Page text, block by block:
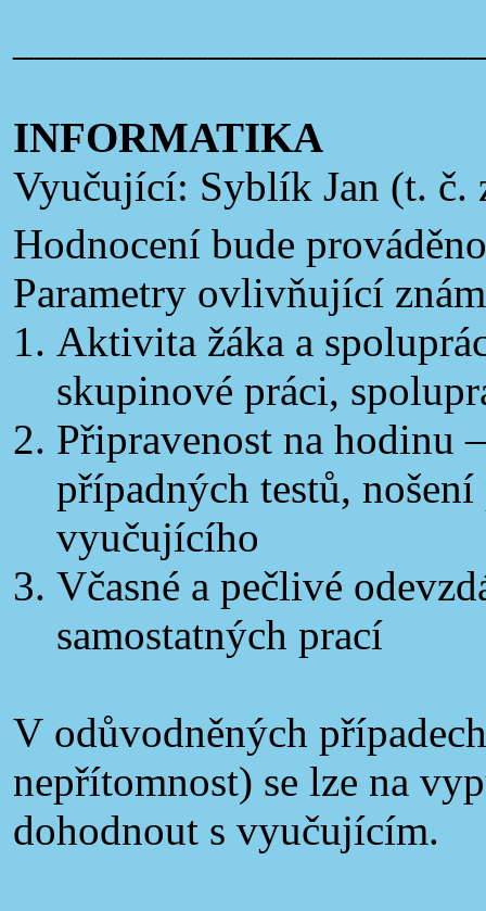
INFORMATIKA
Vyučující: Syblík Jan (t. č.
Hodnocení bude
Parametry ovlivňující
Aktivita žáka a
skupinové práci,
Připravenost na hodinu
případných testů,
vyučujícího
Včasné a pečlivé
samostatných prací
V odůvodněných
nepřítomnost) se lze na
dohodnout s vyučujícím.